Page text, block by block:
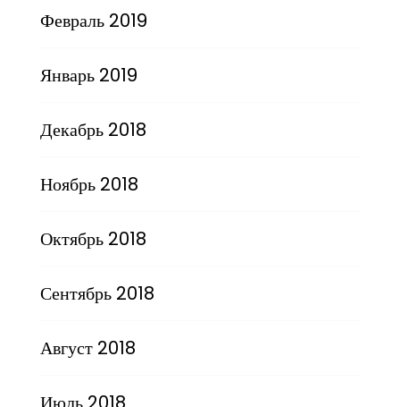
Февраль 2019
Январь 2019
Декабрь 2018
Ноябрь 2018
Октябрь 2018
Сентябрь 2018
Август 2018